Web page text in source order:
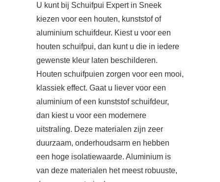
U kunt bij Schuifpui Expert in Sneek
kiezen voor een houten, kunststof of
aluminium schuifdeur. Kiest u voor een
houten schuifpui, dan kunt u die in iedere
gewenste kleur laten beschilderen.
Houten schuifpuien zorgen voor een mooi,
klassiek effect. Gaat u liever voor een
aluminium of een kunststof schuifdeur,
dan kiest u voor een modernere
uitstraling. Deze materialen zijn zeer
duurzaam, onderhoudsarm en hebben
een hoge isolatiewaarde. Aluminium is
van deze materialen het meest robuuste,